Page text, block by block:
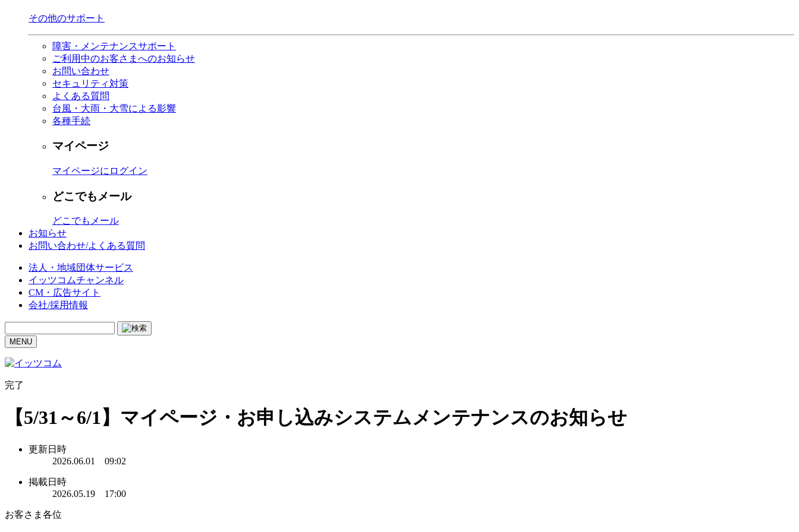
その他のサポート
障害・メンテナンスサポート
ご利用中のお客さまへのお知らせ
お問い合わせ
セキュリティ対策
よくある質問
台風・大雨・大雪による影響
各種手続
マイページ
マイページにログイン
どこでもメール
どこでもメール
お知らせ
お問い合わせ/よくある質問
法人・地域団体サービス
イッツコムチャンネル
CM・広告サイト
会社/採用情報
MENU
完了
【5/31～6/1】マイページ・お申し込みシステムメンテナンスのお知らせ
更新日時
2026.06.01 09:02
掲載日時
2026.05.19 17:00
お客さま各位